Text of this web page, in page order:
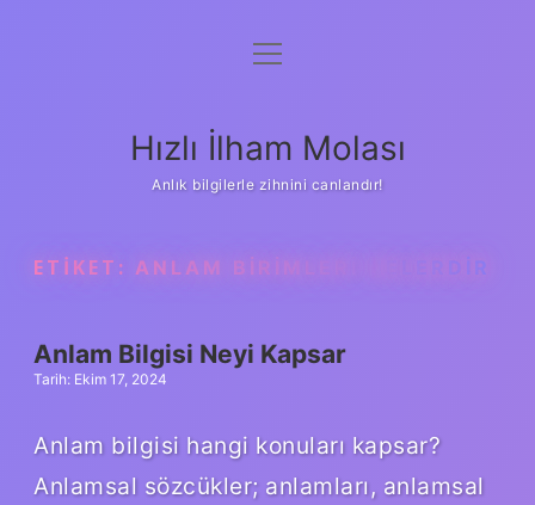
Anasayfa
Yasal Uyarı
menüyü
Hızlı İlham Molası
Anlık bilgilerle zihnini canlandır!
ETIKET: ANLAM BIRIMLERI NELERDIR
Anlam Bilgisi Neyi Kapsar
Tarih: Ekim 17, 2024
Anlam bilgisi hangi konuları kapsar?
Anlamsal sözcükler; anlamları, anlamsal